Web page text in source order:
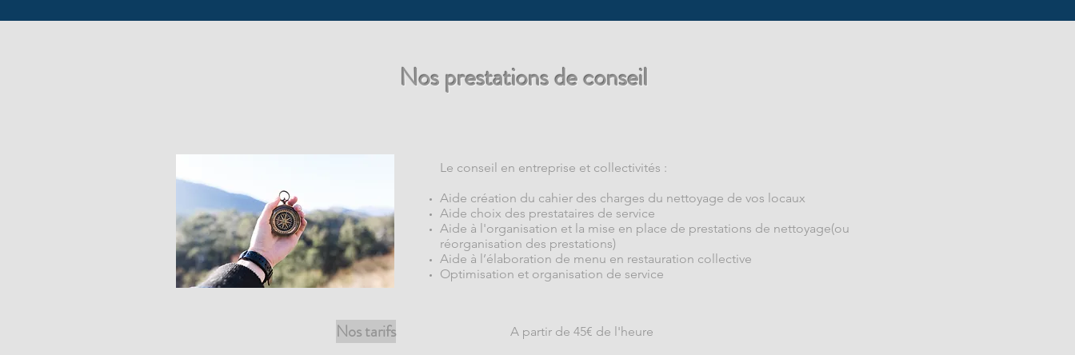
Nos prestations de conseil
Nos tarifs
Le conseil en entreprise et collectivités :
Aide création du cahier des charges du nettoyage de vos locaux
Aide choix des prestataires de service
Aide à l'organisation et la mise en place de prestations de nettoyage(ou
réorganisation des prestations)
Aide à l’élaboration de menu en restauration collective
Optimisation et organisation de service
A partir de 45€ de l'heure